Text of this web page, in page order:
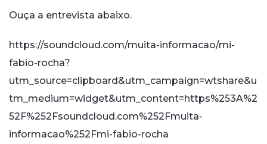
Ouça a entrevista abaixo.
https://soundcloud.com/muita-informacao/mi-
fabio-rocha?
utm_source=clipboard&utm_campaign=wtshare&u
tm_medium=widget&utm_content=https%253A%2
52F%252Fsoundcloud.com%252Fmuita-
informacao%252Fmi-fabio-rocha